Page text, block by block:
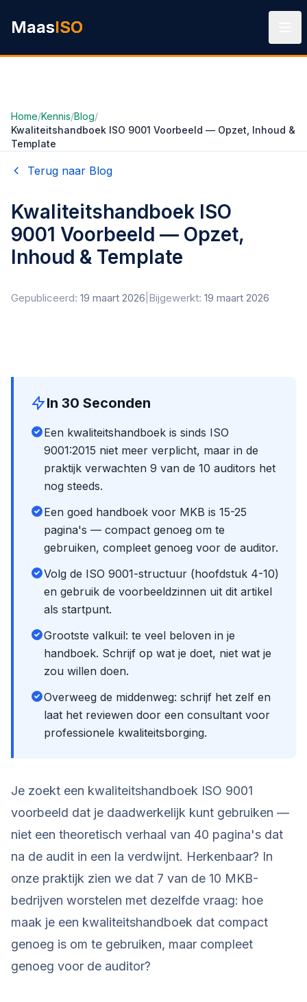
MaasISO
Home/Kennis/Blog/
Kwaliteitshandboek ISO 9001 Voorbeeld — Opzet, Inhoud &
Template
Terug naar Blog
Kwaliteitshandboek ISO
9001 Voorbeeld — Opzet,
Inhoud & Template
Gepubliceerd: 19 maart 2026 Bijgewerkt: 19 maart 2026
In 30 Seconden
Een kwaliteitshandboek is sinds ISO
9001:2015 niet meer verplicht, maar in de
praktijk verwachten 9 van de 10 auditors het
nog steeds.
Een goed handboek voor MKB is 15-25
pagina's — compact genoeg om te
gebruiken, compleet genoeg voor de auditor.
Volg de ISO 9001-structuur (hoofdstuk 4-10)
en gebruik de voorbeeldzinnen uit dit artikel
als startpunt.
Grootste valkuil: te veel beloven in je
handboek. Schrijf op wat je doet, niet wat je
zou willen doen.
Overweeg de middenweg: schrijf het zelf en
laat het reviewen door een consultant voor
professionele kwaliteitsborging.
Je zoekt een kwaliteitshandboek ISO 9001
voorbeeld dat je daadwerkelijk kunt gebruiken —
niet een theoretisch verhaal van 40 pagina's dat
na de audit in een la verdwijnt. Herkenbaar? In
onze praktijk zien we dat 7 van de 10 MKB-
bedrijven worstelen met dezelfde vraag: hoe
maak je een kwaliteitshandboek dat compact
genoeg is om te gebruiken, maar compleet
genoeg voor de auditor?